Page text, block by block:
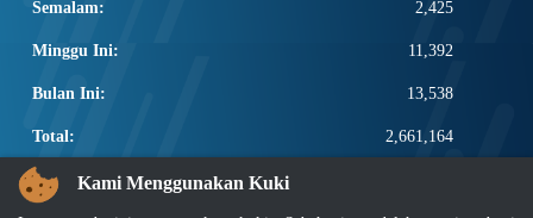
Semalam: 2,425
Minggu Ini: 11,392
Bulan Ini: 13,538
Total: 2,661,164
PAUTAN POPULAR
Kami Menggunakan Kuki